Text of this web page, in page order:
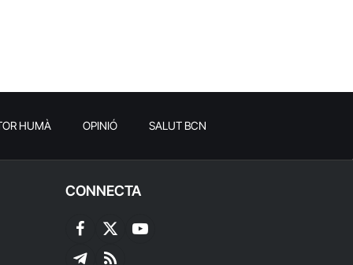
HUMÀ OPINIÓ SALUT BCN
CONNECTA
Facebook
X
(Twitter)
YouTube